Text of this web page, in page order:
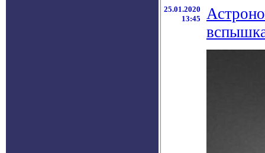
25.01.2020
13:45